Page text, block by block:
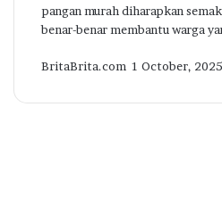
pangan murah diharapkan
benar-benar membantu warga
BritaBrita.com Send
email
1 October, 2025